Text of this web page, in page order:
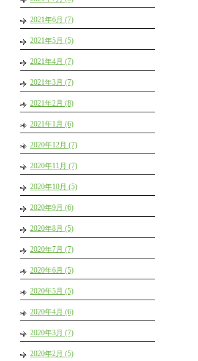
2021年6月 (7)
2021年5月 (5)
2021年4月 (7)
2021年3月 (7)
2021年2月 (8)
2021年1月 (6)
2020年12月 (7)
2020年11月 (7)
2020年10月 (5)
2020年9月 (6)
2020年8月 (5)
2020年7月 (7)
2020年6月 (5)
2020年5月 (5)
2020年4月 (6)
2020年3月 (7)
2020年2月 (5)